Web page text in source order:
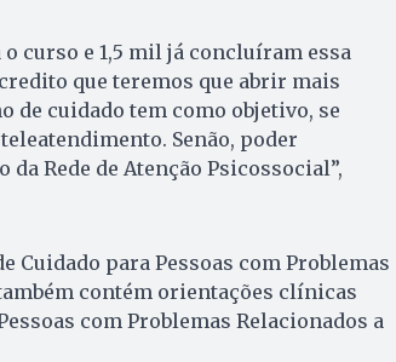
curso e 1,5 mil já concluíram essa
que teremos que abrir mais
de cuidado tem como objetivo, se
Senão, poder
Rede de Atenção Psicossocial”,
Cuidado para Pessoas com Problemas
contém orientações clínicas
com Problemas Relacionados a